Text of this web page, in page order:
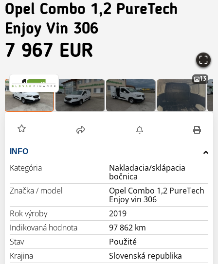
Opel Combo 1,2 PureTech
Enjoy Vin 306
7 967 EUR
13
INFO
Kategória
Nakladacia/sklápacia
bočnica
Značka / model
Opel Combo 1,2 PureTech
Enjoy vin 306
Rok výroby
2019
Indikovaná hodnota
97 862 km
Stav
Použité
Krajina
Slovenská republika